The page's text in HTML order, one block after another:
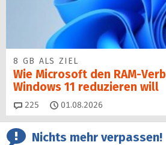
8 GB ALS ZIEL
Wie Microsoft den RAM-
Windows 11 reduzieren will
225 Kommentare
01.08.2026
Nichts mehr verpassen!